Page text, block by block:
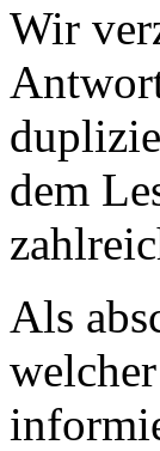
Wir
dem
Als